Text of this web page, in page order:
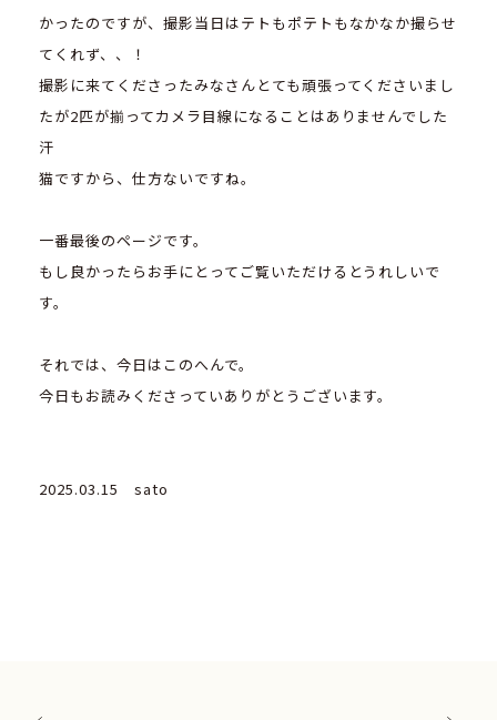
かったのですが、撮影当日はテトもポテトもなかなか撮らせ
てくれず、、！
撮影に来てくださったみなさんとても頑張ってくださいまし
たが2匹が揃ってカメラ目線になることはありませんでした
汗
猫ですから、仕方ないですね。
一番最後のページです。
もし良かったらお手にとってご覧いただけるとうれしいで
す。
それでは、今日はこのへんで。
今日もお読みくださっていありがとうございます。
2025.03.15 sato